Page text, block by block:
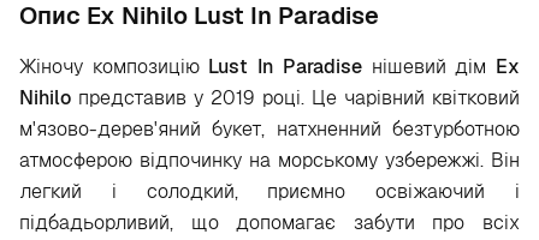
Опис Ex Nihilo Lust In Paradise
Жіночу композицію Lust In Paradiseнішевий дім Ex
Nihilo представив у 2019 році. Це чарівний квітковий
м'язово-дерев'яний букет, натхненний безтурботною
атмосферою відпочинку на морському узбережжі. Він
легкий і солодкий, приємно освіжаючий і
підбадьорливий, що допомагає забути про всіх